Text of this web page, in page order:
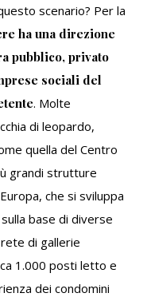
scenario? Per la
ha una direzione
pubblico, privato
sociali del
. Molte
di leopardo,
quella del Centro
grandi strutture
che si sviluppa
base di diverse
di gallerie
1.000 posti letto e
dei condomini